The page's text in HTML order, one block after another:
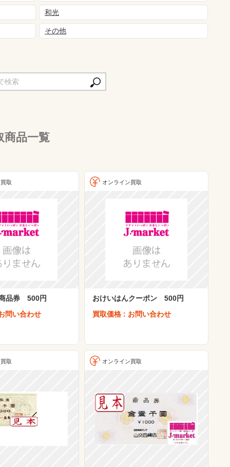
和光
その他
商品一覧
取
品券 500円
問い合わせ
オンライン買取
おけいはんクーポン 500円
買取価格 : お問い合わせ
取 オンライン買取